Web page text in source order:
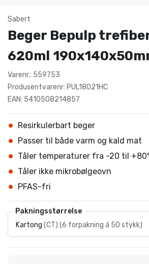
Sabert
Beger Bepulp
620ml
Varenr.: 559753
Produsentvarenr: PUL18021HC
EAN: 5410508214857
Resirkulerbart beger
Passer til både varm og kald mat
Tåler temperaturer fra -20 til
Tåler ikke mikrobølgeovn
PFAS-fri
Pakningsstørrelse
Kartong (CT) (6 forpakning á 50 stykk)